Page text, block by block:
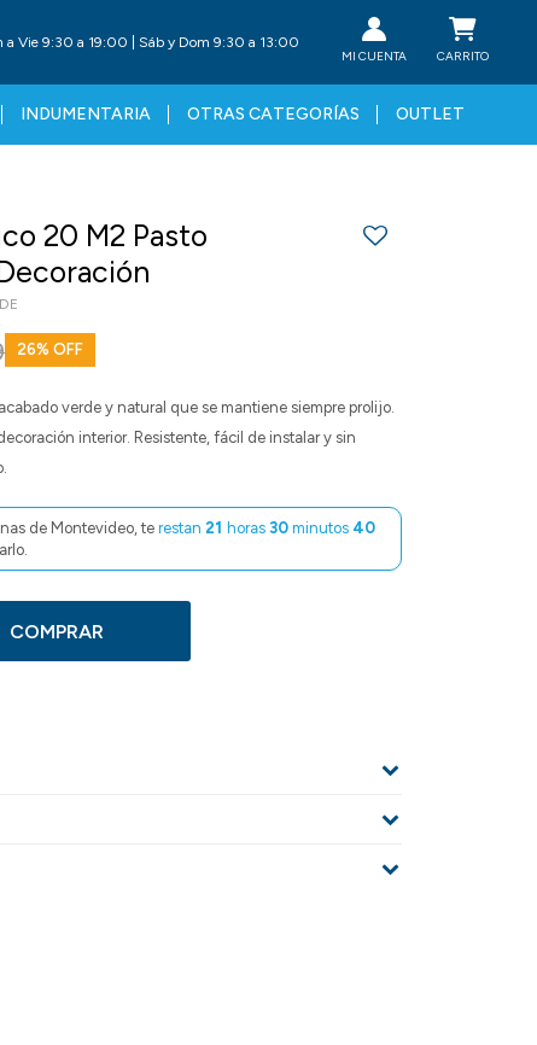
INDUMENTARIA OTRAS CATEGORÍAS OUTLET
a Vie 9:30 a 19:00 | Sáb y Dom 9:30 a 13:00
20 M2 Pasto
26
verde y natural que se mantiene siempre prolijo.
interior. Resistente, fácil de instalar y sin
de Montevideo, te restan 21 horas 30 minutos 39
COMPRAR